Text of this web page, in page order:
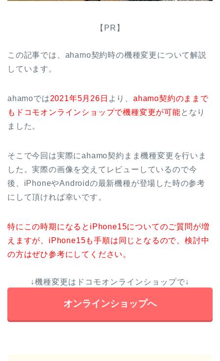
【PR】
この記事では、ahamo契約時の機種変更について解説
しています。
ahamoでは2021年5月26日 より、ahamo契約のままで
もドコモオンラインショップで機種変更が可能 となり
ました。
そこで今回は実際にahamo契約まま機種変更を行いま
した。実際の画像を交えてレビューしているので今
後、iPhoneやAndroidの最新機種が登場した時の参考
にして頂ければ幸いです。
特にこの時期になるとiPhone15についてのご質問が増
えますが、iPhone15も手順は同じとなるので、検討中
の方はぜひ参考にしてください。
↓機種変更はドコモオンラインショップで↓
オンラインショップへ